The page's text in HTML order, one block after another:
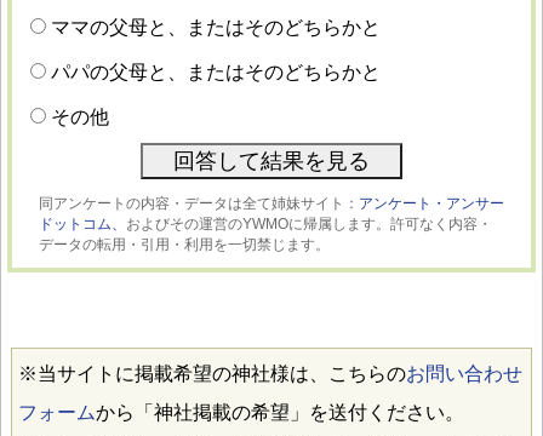
ママの父母と、またはそのどちらかと
パパの父母と、またはそのどちらかと
その他
同アンケートの内容・データは全て姉妹サイト： アンケート・アンサー
ドットコム、 およびその運営のYWMOに帰属します。許可なく内容・
データの転用・引用・利用を一切禁じます。
※当サイトに掲載希望の神社様は、こちらのお問い合わせ
フォームから「神社掲載の希望」を送付ください。